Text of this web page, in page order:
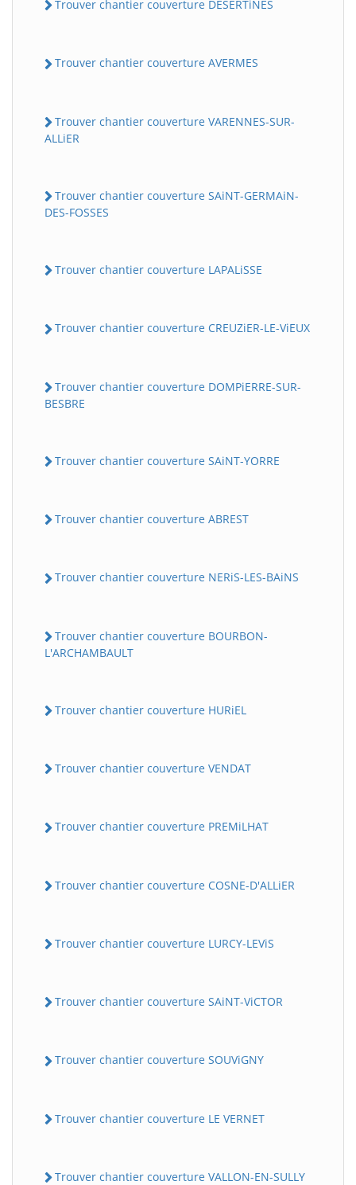
Trouver chantier couverture DESERTiNES
Trouver chantier couverture AVERMES
Trouver chantier couverture VARENNES-SUR-
ALLiER
Trouver chantier couverture SAiNT-GERMAiN-
DES-FOSSES
Trouver chantier couverture LAPALiSSE
Trouver chantier couverture CREUZiER-LE-ViEUX
Trouver chantier couverture DOMPiERRE-SUR-
BESBRE
Trouver chantier couverture SAiNT-YORRE
Trouver chantier couverture ABREST
Trouver chantier couverture NERiS-LES-BAiNS
Trouver chantier couverture BOURBON-
L'ARCHAMBAULT
Trouver chantier couverture HURiEL
Trouver chantier couverture VENDAT
Trouver chantier couverture PREMiLHAT
Trouver chantier couverture COSNE-D'ALLiER
Trouver chantier couverture LURCY-LEViS
Trouver chantier couverture SAiNT-ViCTOR
Trouver chantier couverture SOUViGNY
Trouver chantier couverture LE VERNET
Trouver chantier couverture VALLON-EN-SULLY